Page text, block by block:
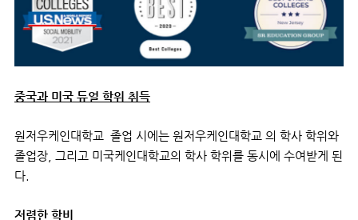
중국과 미국 듀얼 학위 취득
원저우케인대학교 졸업 시에는 원저우케인대학교 의 학사 학위와
졸업장, 그리고 미국케인 대학교의 학사 학위를 동시에 수여받게 된
다.
저렴한 학비